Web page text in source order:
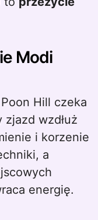
Modi
Hill czeka
wzdłuż
i korzenie
a
energię.